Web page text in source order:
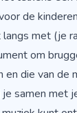
de
met (je
om
die van de
samen met